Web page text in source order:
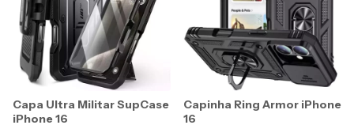
Capa Ultra Militar SupCase
iPhone 16
Capinha Ring Armor iPhone
16